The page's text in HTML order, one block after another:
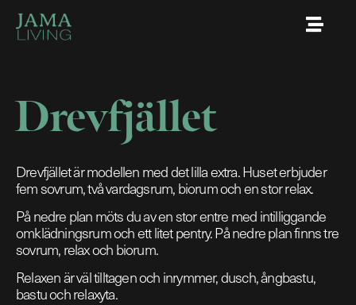
Drevfjället
Drevfjället är modellen med det lilla extra. Huset erbjuder
fem sovrum, två vardagsrum, biorum och en stor relax.
På nedre plan möts du av en stor entre med intilliggande
omklädningsrum och ett litet pentry. På nedre plan finns tre
sovrum, relax och biorum.
Relaxen är väl tilltagen och inrymmer, dusch, ångbastu,
bastu och relaxyta.